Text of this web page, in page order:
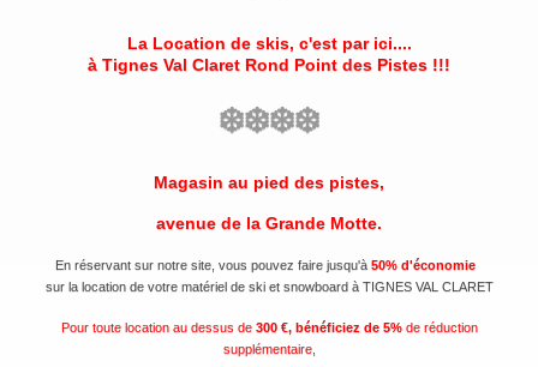
La Location de skis, c'est par ici....
à Tignes Val Claret Rond Point des Pistes !!!
❄️❄️❄️❄️
Magasin au pied des pistes,
avenue de la Grande Motte.
En réservant sur notre site, vous pouvez faire jusqu'à 50% d'économie
sur la location de votre matériel de ski et snowboard à TIGNES VAL CLARET
Pour toute location au dessus de 300 €, bénéficiez de 5%de réduction
supplémentaire,